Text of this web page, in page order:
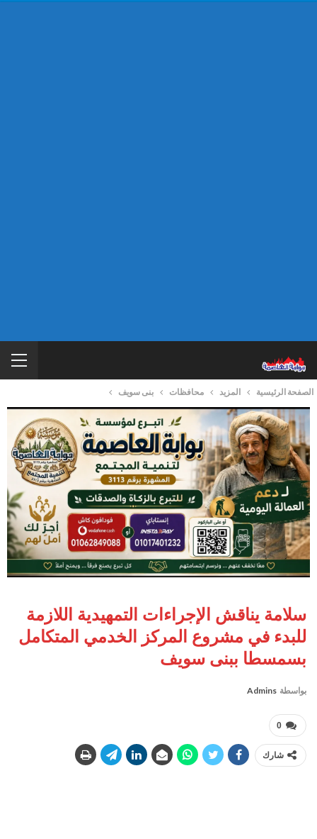
الصفحة الرئيسية المزيد محافظات بنى سويف
سلامة يناقش الإجراءات التمهيدية اللازمة
للبدء في مشروع المركز الخدمي المتكامل
بسمسطا ببنى سويف
بواسطة Admins
0
شارك